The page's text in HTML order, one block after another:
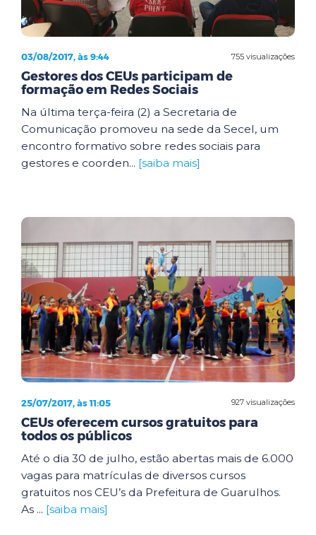
755 visualizações
03/08/2017, às 9:44
Gestores dos CEUs participam de
formação em Redes Sociais
Na última terça-feira (2) a Secretaria de
Comunicação promoveu na sede da Secel, um
encontro formativo sobre redes sociais para
gestores e coorden... [saiba mais]
927 visualizações
25/07/2017, às 11:05
CEUs oferecem cursos gratuitos para
todos os públicos
Até o dia 30 de julho, estão abertas mais de 6.000
vagas para matrículas de diversos cursos
gratuitos nos CEU’s da Prefeitura de Guarulhos.
As ... [saiba mais]